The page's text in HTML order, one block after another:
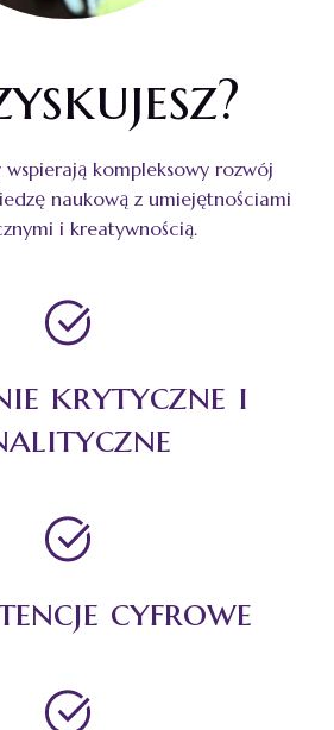
wspierają kompleksowy rozwój
naukową z umiejętnościami
i kreatywnością.
krytyczne i
cyfrowe